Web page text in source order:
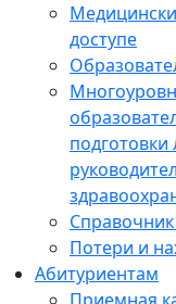
доступе
подготовки
Потери и
Абитуриентам